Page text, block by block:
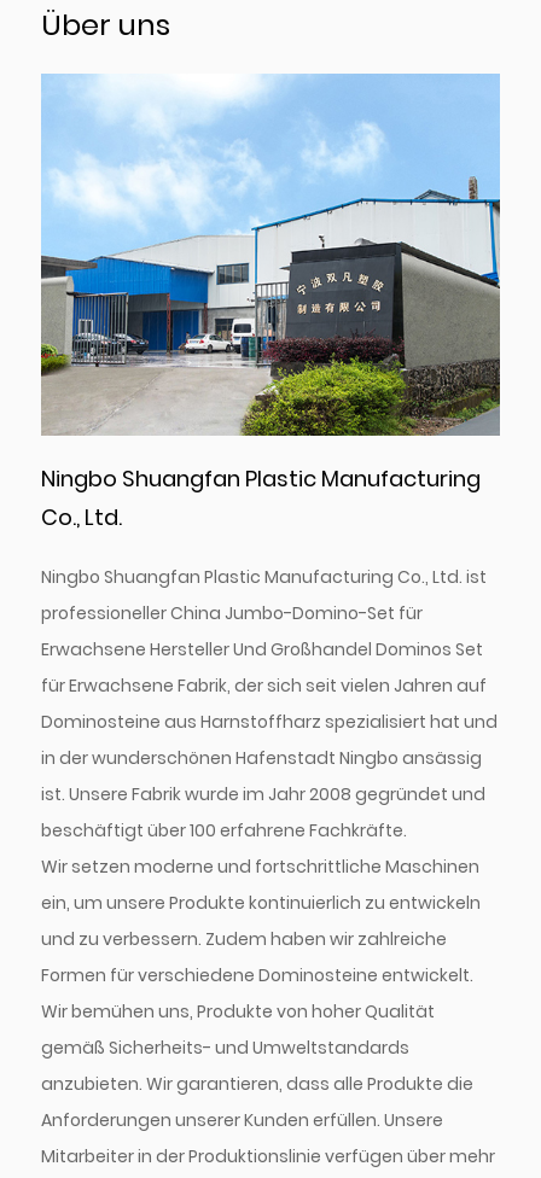
Über uns
Ningbo Shuangfan Plastic Manufacturing
Co., Ltd.
Ningbo Shuangfan Plastic Manufacturing Co., Ltd. ist
professionellerChina Jumbo-Domino-Set für
Erwachsene HerstellerUnd Großhandel Dominos Set
für Erwachsene Fabrik, der sich seit vielen Jahren auf
Dominosteine aus Harnstoffharz spezialisiert hat und
in der wunderschönen Hafenstadt Ningbo ansässig
ist. Unsere Fabrik wurde im Jahr 2008 gegründet und
beschäftigt über 100 erfahrene Fachkräfte.
Wir setzen moderne und fortschrittliche Maschinen
ein, um unsere Produkte kontinuierlich zu entwickeln
und zu verbessern. Zudem haben wir zahlreiche
Formen für verschiedene Dominosteine entwickelt.
Wir bemühen uns, Produkte von hoher Qualität
gemäß Sicherheits- und Umweltstandards
anzubieten. Wir garantieren, dass alle Produkte die
Anforderungen unserer Kunden erfüllen. Unsere
Mitarbeiter in der Produktionslinie verfügen über mehr